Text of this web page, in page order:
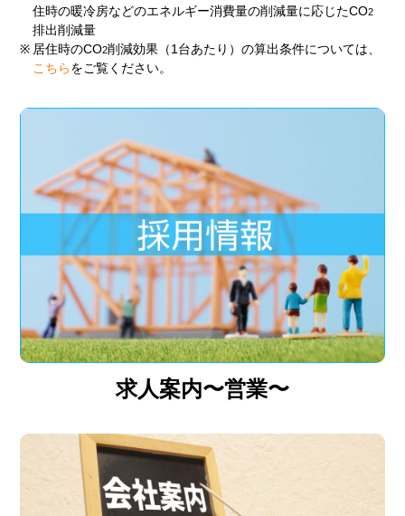
住時の暖冷房などのエネルギー消費量の削減量に応じたCO2
排出削減量
※ 居住時のCO2削減効果（1台あたり）の算出条件については、
こちら をご覧ください。
求人案内〜営業〜